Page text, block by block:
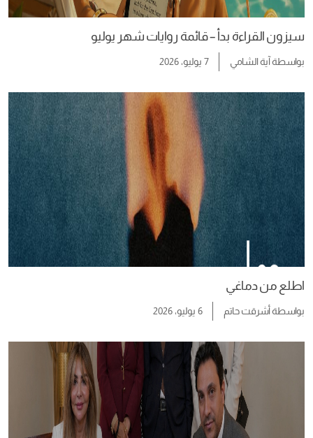
سيزون القراءة بدأ – قائمة روايات شهر يوليو
بواسطةآية الشامي 7 يوليو، 2026
اطلع من دماغي
بواسطةأشرقت حاتم 6 يوليو، 2026